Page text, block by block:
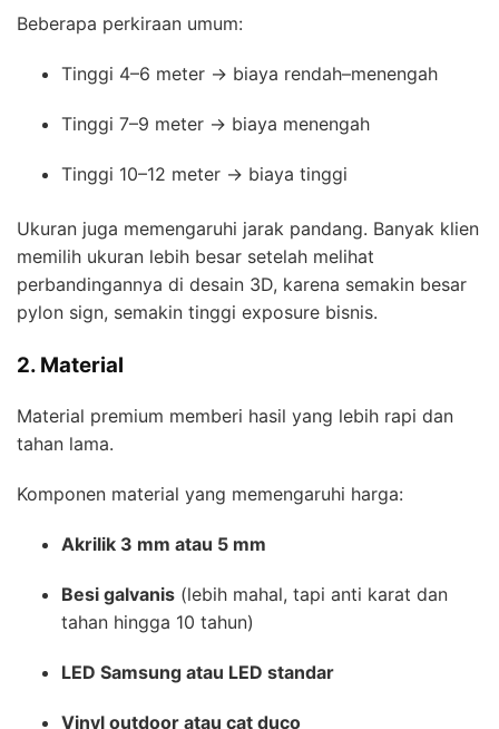
Beberapa perkiraan umum:
Tinggi 4–6 meter → biaya rendah–menengah
Tinggi 7–9 meter → biaya menengah
Tinggi 10–12 meter → biaya tinggi
Ukuran juga memengaruhi jarak pandang. Banyak klien
memilih ukuran lebih besar setelah melihat
perbandingannya di desain 3D, karena semakin besar
pylon sign, semakin tinggi exposure bisnis.
2. Material
Material premium memberi hasil yang lebih rapi dan
tahan lama.
Komponen material yang memengaruhi harga:
Akrilik 3 mm atau 5 mm
Besi galvanis (lebih mahal, tapi anti karat dan
tahan hingga 10 tahun)
LED Samsung atau LED standar
Vinyl outdoor atau cat duco